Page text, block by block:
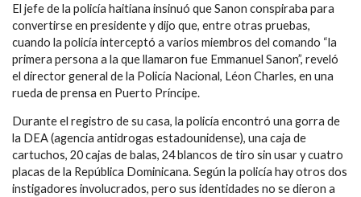
El jefe de la policía haitiana insinuó que Sanon conspiraba para
convertirse en presidente y dijo que, entre otras pruebas,
cuando la policía interceptó a varios miembros del comando “la
primera persona a la que llamaron fue Emmanuel Sanon”, reveló
el director general de la Policía Nacional, Léon Charles, en una
rueda de prensa en Puerto Príncipe.
Durante el registro de su casa, la policía encontró una gorra de
la DEA (agencia antidrogas estadounidense), una caja de
cartuchos, 20 cajas de balas, 24 blancos de tiro sin usar y cuatro
placas de la República Dominicana. Según la policía hay otros dos
instigadores involucrados, pero sus identidades no se dieron a